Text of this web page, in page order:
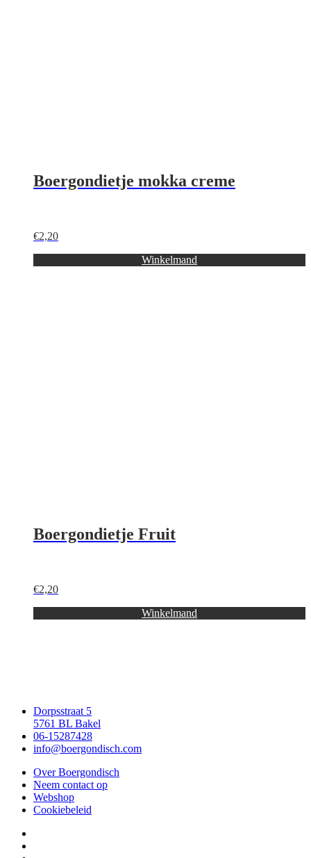
Boergondietje mokka creme
€2,20
Winkelmand
Boergondietje Fruit
€2,20
Winkelmand
Dorpsstraat 5
5761 BL Bakel
06-15287428
info@boergondisch.com
Over Boergondisch
Neem contact op
Webshop
Cookiebeleid